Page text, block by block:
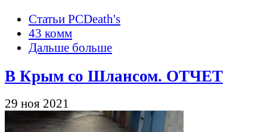
Статьи PCDeath's
43 комм
Дальше больше
В Крым со Шлансом. ОТЧЕТ
29 ноя 2021